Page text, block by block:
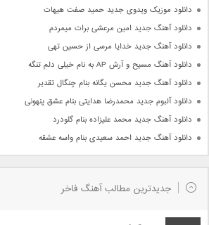
دانلود موزیک ویدوی جدید حمید صفت هیهات
دانلود آهنگ جدید امین مرعشی برات میمردم
دانلود آهنگ جدید خدایا مرسی از حسین تهی
دانلود آهنگ مسیح و آرش AP به نام خیلی دلم تنگه
دانلود آهنگ جدید محسن یگانه بنام چنگال تقدیر
دانلود آلبوم جدید محمدرضا هدایتی بنام عشق پنهونی
دانلود آهنگ جدید محمد علیزاده بنام گلودرد
دانلود آهنگ جدید احمد سعیدی بنام واسه عشقه
جدیدترین مطالب آهنگ فاخر